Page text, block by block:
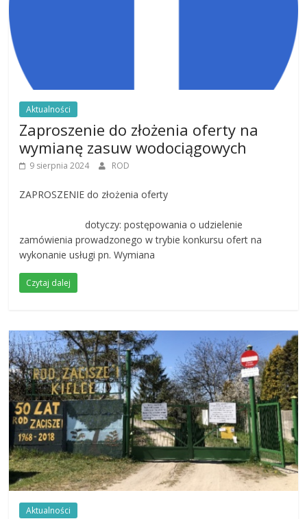
Aktualności
Zaproszenie do złożenia oferty na
wymianę zasuw wodociągowych
9 sierpnia 2024 ROD
ZAPROSZENIE do złożenia oferty
dotyczy: postępowania o udzielenie
zamówienia prowadzonego w trybie konkursu ofert na
wykonanie usługi pn. Wymiana
Czytaj dalej
Aktualności